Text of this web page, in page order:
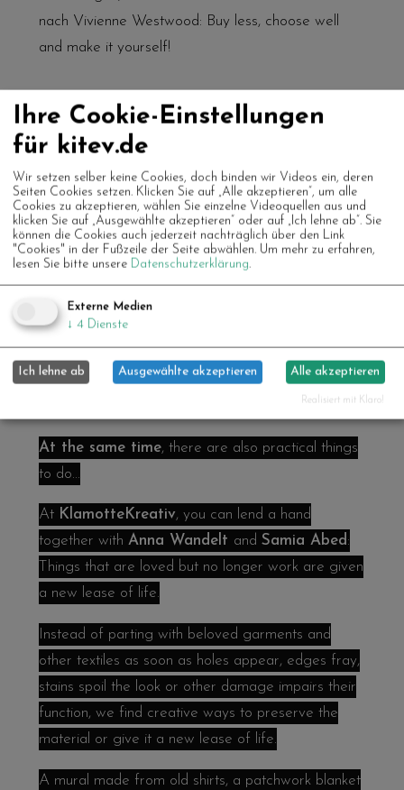
nach Vivienne Westwood: Buy less, choose well
and make it yourself!
Every2nd and 4th Friday of the month ,
4:00 p.m.
, at LEERSTAND in Oberhausen
At the IdeenCafé, you will not only meet Robert or
Johanna to discuss your questions and ideas for
microprojects, but you will also find space for
creative coworking.
We are happy to support you in coming up with
creative ideas and realising your own recycling or
At the same time, there are also practical things
to do...
At KlamotteKreativ, you can lend a hand
together with Anna Wandelt and Samia Abed:
Things that are loved but no longer work are given
a new lease of life.
Instead of parting with beloved garments and
other textiles as soon as holes appear, edges fray,
stains spoil the look or other damage impairs their
function, we find creative ways to preserve the
material or give it a new lease of life.
A mural made from old shirts, a patchwork blanket
Ihre Cookie-Einstellungen
für kitev.de
Wir setzen selber keine Cookies, doch binden wir Videos ein, deren
Seiten Cookies setzen. Klicken Sie auf „Alle akzeptieren“, um alle
Cookies zu akzeptieren, wählen Sie einzelne Videoquellen aus und
klicken Sie auf „Ausgewählte akzeptieren“ oder auf „Ich lehne ab“. Sie
können die Cookies auch jederzeit nachträglich über den Link
"Cookies" in der Fußzeile der Seite abwählen. Um mehr zu erfahren,
lesen Sie bitte unsere Datenschutzerklärung.
Externe Medien
↓ 4 Dienste
Ich lehne ab Ausgewählte akzeptieren Alle akzeptieren
Realisiert mit Klaro!